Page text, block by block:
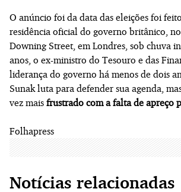
O anúncio foi da data das eleições foi
residência oficial do governo britânico,
Downing Street, em Londres, sob chuva
anos, o ex-ministro do Tesouro e das
liderança do governo há menos de dois
Sunak luta para defender sua agenda,
vez mais frustrado com a falta de apreço
Folhapress
Notícias relacionadas